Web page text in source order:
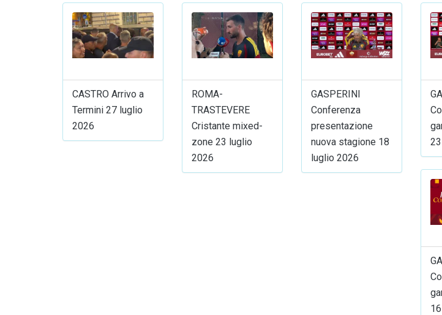
CASTRO Arrivo a
Termini 27 luglio
2026
ROMA-
TRASTEVERE
Cristante mixed-
zone 23 luglio
2026
GASPERINI
Conferenza
presentazione
nuova stagione 18
luglio 2026